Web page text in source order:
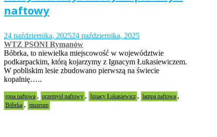
naftowy
24 października, 202524 października, 2025
WTZ PSONI Rymanów
Bóbrka, to niewielka miejscowość w województwie
podkarpackim, którą kojarzymy z Ignacym Łukasiewiczem.
W pobliskim lesie zbudowano pierwszą na świecie
kopalnię…..
ropa naftowa , przemysł naftowy , Ignacy Łukasiewicz , lampa naftowa ,
Bóbrka , muzeum